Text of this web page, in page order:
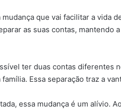
mudança que vai facilitar a vida
as suas contas,
ter duas contas
Essa separação traz a
essa mudança é um alívio.